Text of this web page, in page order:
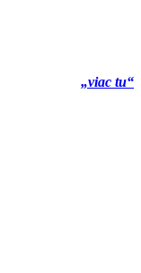
„viac tu“